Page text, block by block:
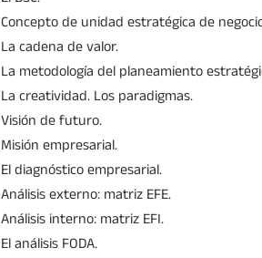
Concepto de unidad estratégica de
La cadena de valor.
La metodología del planeamiento
La creatividad. Los paradigmas.
Visión de futuro.
Misión empresarial.
El diagnóstico empresarial.
Análisis externo: matriz EFE.
Análisis interno: matriz EFI.
El análisis FODA.